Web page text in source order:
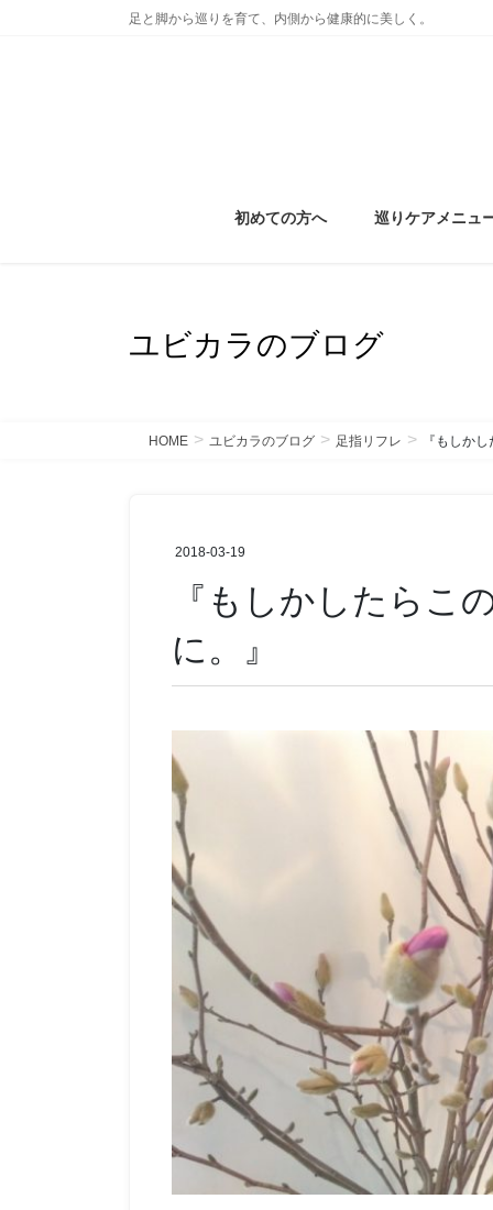
足と脚から巡りを育て、内側から健康的に美しく。
初めての方へ 巡りケアメニュ
ユビカラのブログ
HOME ユビカラのブログ 足指リフレ 『もしか
2018-03-19
『もしかしたらこの先、足をさわるお仕事に・・広島から１DAY講座
に。』